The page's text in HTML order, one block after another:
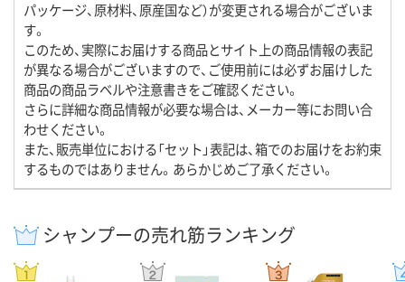
パッケージ、原材料、原産国など）が変更される場合がございま
す。
このため、実際にお届けする商品とサイト上の商品情報の表記
が異なる場合がございますので、ご使用前には必ずお届けした
商品の商品ラベルや注意書きをご確認ください。
さらに詳細な商品情報が必要な場合は、メーカー等にお問い合
わせください。
また、販売単位における「セット」表記は、箱でのお届けをお約束
するものではありません。あらかじめご了承ください。
シャンプーの売れ筋ランキング